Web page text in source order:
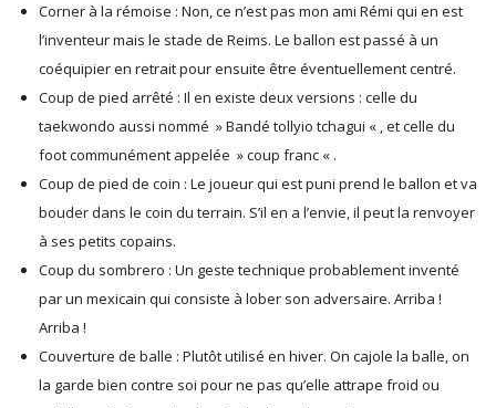
Corner à la rémoise : Non, ce n’est pas mon ami Rémi qui en est
l’inventeur mais le stade de Reims. Le ballon est passé à un
coéquipier en retrait pour ensuite être éventuellement centré.
Coup de pied arrêté : Il en existe deux versions : celle du
taekwondo aussi nommé » Bandé tollyio tchagui « , et celle du
foot communément appelée » coup franc « .
Coup de pied de coin : Le joueur qui est puni prend le ballon et va
bouder dans le coin du terrain. S’il en a l’envie, il peut la renvoyer
à ses petits copains.
Coup du sombrero : Un geste technique probablement inventé
par un mexicain qui consiste à lober son adversaire. Arriba !
Arriba !
Couverture de balle : Plutôt utilisé en hiver. On cajole la balle, on
la garde bien contre soi pour ne pas qu’elle attrape froid ou